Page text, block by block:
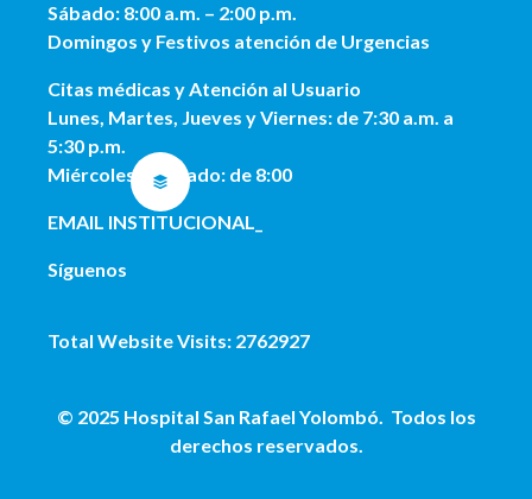
Sábado: 8:00 a.m. – 2:00 p.m.
Domingos y Festivos atención de Urgencias
Citas médicas y Atención al Usuario
Lunes, Martes, Jueves y Viernes: de 7:30 a.m. a
5:30 p.m.
Miércoles y Sábado: de 8:00
EMAIL INSTITUCIONAL
Síguenos
Total Website Visits: 2762927
© 2025 Hospital San Rafael Yolombó. Todos los
derechos reservados.